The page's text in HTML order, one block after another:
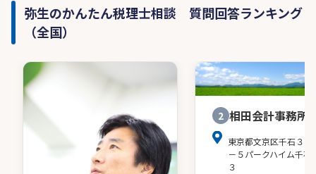
弥生のかんたん税理士相談 質問回答ランキング
（全国）
2 相田会計事務所
東京都文京区千石３－
－５パークハイム千石
３